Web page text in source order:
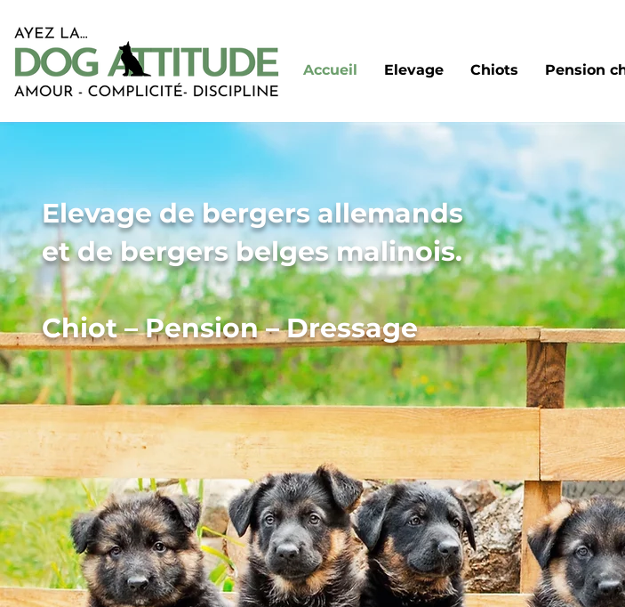
Accueil Elevage Chiots Pension
Elevage de bergers allemands
et de bergers belges malinois.
Chiot – Pension – Dressage